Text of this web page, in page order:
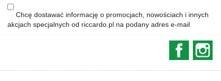
Chcę dostawać informację o promocjach, nowościach i innych
akcjach specjalnych od riccardo.pl na podany adres e-mail